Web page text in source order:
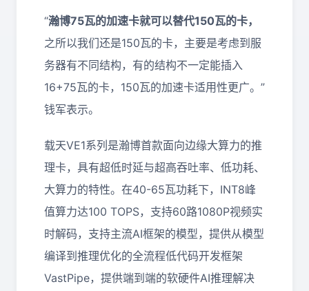
“瀚博75瓦的加速卡就可以替代150瓦的卡，
之所以我们还是150瓦的卡，主要是考虑到服
务器有不同结构，有的结构不一定能插入
16+75瓦的卡，150瓦的加速卡适用性更广。”
钱军表示。
载天VE1系列是瀚博首款面向边缘大算力的推
理卡，具有超低时延与超高吞吐率、低功耗、
大算力的特性。在40-65瓦功耗下，INT8峰
值算力达100 TOPS，支持60路1080P视频实
时解码，支持主流AI框架的模型，提供从模型
编译到推理优化的全流程低代码开发框架
VastPipe，提供端到端的软硬件AI推理解决